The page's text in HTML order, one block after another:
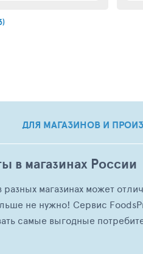
ДЛЯ МАГАЗИНОВ И
в магазинах России
магазинах может
не нужно! Сервис
самые выгодные